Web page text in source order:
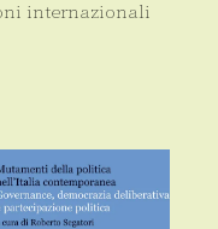
internazionali